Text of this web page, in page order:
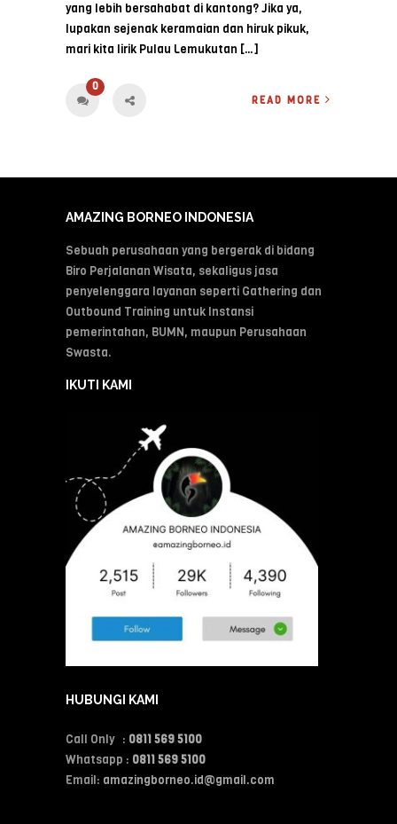
yang lebih bersahabat di kantong? Jika ya,
lupakan sejenak keramaian dan hiruk pikuk,
mari kita lirik Pulau Lemukutan […]
0
READ MORE
AMAZING BORNEO INDONESIA
Sebuah perusahaan yang bergerak di bidang
Biro Perjalanan Wisata, sekaligus jasa
penyelenggara layanan seperti Gathering dan
Outbound Training untuk Instansi
pemerintahan, BUMN, maupun Perusahaan
Swasta.
IKUTI KAMI
HUBUNGI KAMI
Call Only : 0811 569 5100
Whatsapp : 0811 569 5100
Email: amazingborneo.id@gmail.com